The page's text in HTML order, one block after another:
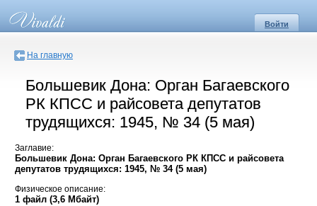
Войти
На главную
Большевик Дона: Орган Багаевского
РК КПСС и райсовета депутатов
трудящихся: 1945, № 34 (5 мая)
Заглавие:
Большевик Дона: Орган Багаевского РК КПСС и райсовета
депутатов трудящихся: 1945, № 34 (5 мая)
Физическое описание:
1 файл (3,6 Мбайт)